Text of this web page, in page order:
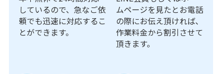
しているので、急なご依
頼でも迅速に対応するこ
とができます。
ムページを見たとお電話
の際にお伝え頂ければ、
作業料金から割引させて
頂きます。